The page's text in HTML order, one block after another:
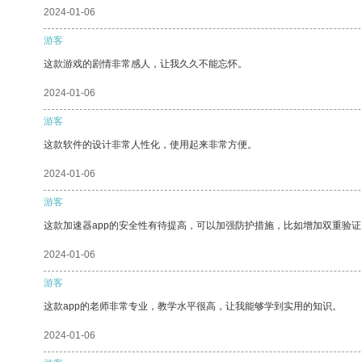
2024-01-06
游客
这款游戏的剧情非常感人，让我久久不能忘怀。
2024-01-06
游客
这款软件的设计非常人性化，使用起来非常方便。
2024-01-06
游客
这款加速器app的安全性有待提高，可以加强防护措施，比如增加双重验
2024-01-06
游客
这款app的老师非常专业，教学水平很高，让我能够学到实用的知识。
2024-01-06